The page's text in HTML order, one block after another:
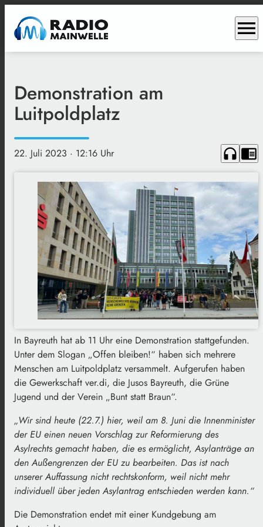
menu
Demonstration am
Luitpoldplatz
22. Juli 2023 · 12:16 Uhr headphones chrome_reader_mode
In Bayreuth hat ab 11 Uhr eine Demonstration stattgefunden.
Unter dem Slogan „Offen bleiben!“ haben sich mehrere
Menschen am Luitpoldplatz versammelt. Aufgerufen haben
die Gewerkschaft ver.di, die Jusos Bayreuth, die Grüne
Jugend und der Verein „Bunt statt Braun“.
„Wir sind heute (22.7.) hier, weil am 8. Juni die Innenminister
der EU einen neuen Vorschlag zur Reformierung des
Asylrechts gemacht haben, die es ermöglicht, Asylanträge an
den Außengrenzen der EU zu bearbeiten. Das ist nach
unserer Auffassung nicht rechtskonform, weil nicht mehr
individuell über jeden Asylantrag entschieden werden kann.“
Die Demonstration endet mit einer Kundgebung am